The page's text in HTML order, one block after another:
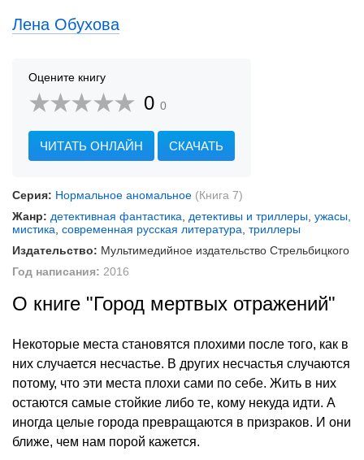
Лена Обухова
Оцените книгу
0 0
ЧИТАТЬ ОНЛАЙН СКАЧАТЬ
Серия: Нормальное аномальное (Книга 7)
Жанр: детективная фантастика, детективы и триллеры, ужасы,
мистика, современная русская литература, триллеры
Издательство: Мультимедийное издательство Стрельбицкого
Год написания: 2016
О книге "Город мертвых отражений"
Некоторые места становятся плохими после того, как в
них случается несчастье. В других несчастья случаются
потому, что эти места плохи сами по себе. Жить в них
остаются самые стойкие либо те, кому некуда идти. А
иногда целые города превращаются в призраков. И они
ближе, чем нам порой кажется.